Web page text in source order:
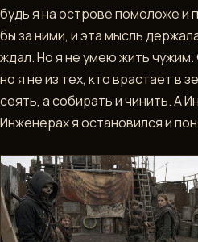
будь я на острове помоложе и
бы за ними, и эта мысль
ждал. Но я не умею жить
но я не из тех, кто врастает в
сеять, а собирать и чинить. А
Инженерах я остановился и